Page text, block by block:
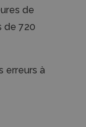
de
de 720
erreurs à